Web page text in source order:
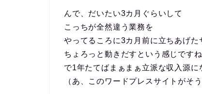
んで、だいたい3カ月ぐらいして
こっちが全然違う業務を
やってるころに3カ月前に立ちあげた
ちょろっと動きだすという感じですね
で1年たてばまぁまぁ立派な収入源に
（あ、このワードプレスサイトがそう